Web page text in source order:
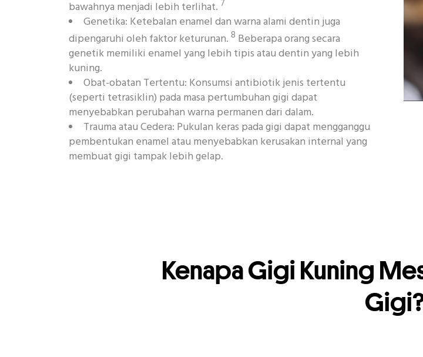
bawahnya menjadi lebih terlihat. 7
Genetika: Ketebalan enamel dan warna alami dentin juga
dipengaruhi oleh faktor keturunan. 8 Beberapa orang secara
genetik memiliki enamel yang lebih tipis atau dentin yang lebih
kuning.
Obat-obatan Tertentu: Konsumsi antibiotik jenis tertentu
(seperti tetrasiklin) pada masa pertumbuhan gigi dapat
menyebabkan perubahan warna permanen dari dalam.
Trauma atau Cedera: Pukulan keras pada gigi dapat mengganggu
pembentukan enamel atau menyebabkan kerusakan internal yang
membuat gigi tampak lebih gelap.
Kenapa Gigi Kuning